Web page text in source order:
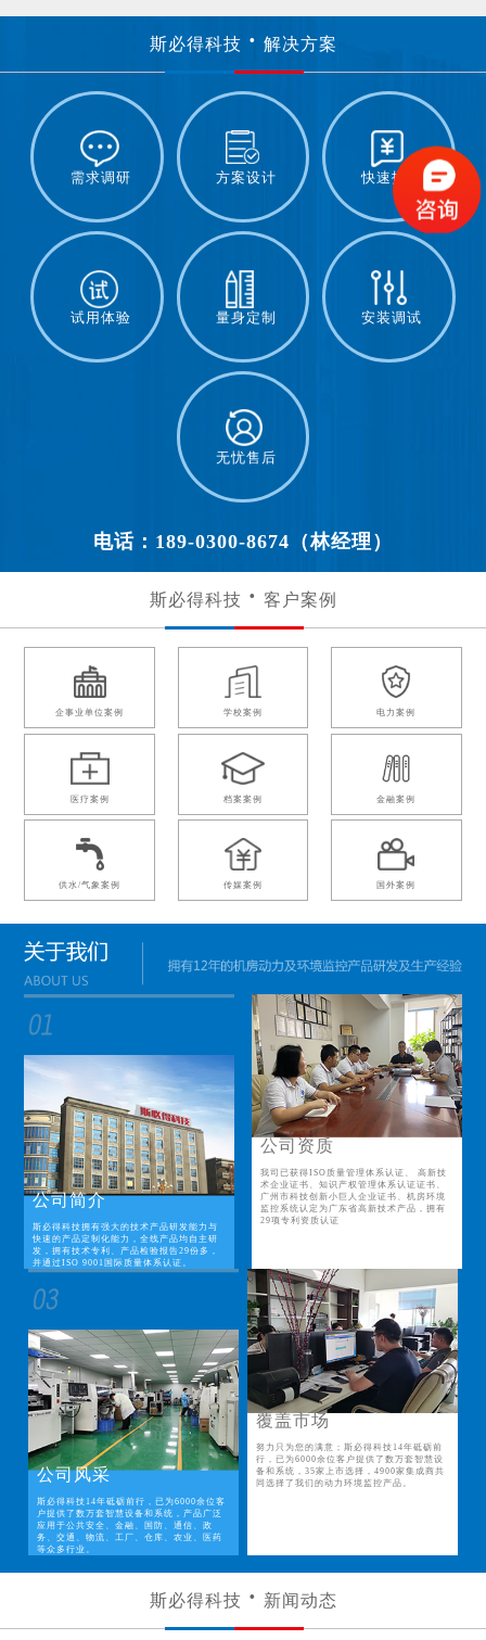
斯必得科技 解决方案
需求调研 方案设计 快速报价
试用体验 量身定制 安装调试
无忧售后
电话：189-0300-8674（林经理）
斯必得科技 客户案例
企事业单位案例 学校案例 电力案例
医疗案例 档案案例 金融案例
供水/气象案例 传媒案例 国外案例
公司简介
斯必得科技拥有强大的技术产品研发能力与
快速的产品定制化能力，全线产品均自主研
发，拥有技术专利、产品检验报告29份多，
并通过ISO 9001国际质量体系认证。
公司资质
我司已获得ISO质量管理体系认证、 高新技
术企业证书、知识产权管理体系认证证书、
广州市科技创新小巨人企业证书、机房环境
监控系统认定为广东省高新技术产品，拥有
29项专利资质认证
公司风采
斯必得科技14年砥砺前行，已为6000余位客
户提供了数万套智慧设备和系统，产品广泛
应用于公共安全、金融、国防、通信、政
务、交通、物流、工厂、仓库、农业、医药
等众多行业。
覆盖市场
努力只为您的满意；斯必得科技14年砥砺前
行，已为6000余位客户提供了数万套智慧设
备和系统，35家上市选择，4900家集成商共
同选择了我们的动力环境监控产品。
斯必得科技 新闻动态